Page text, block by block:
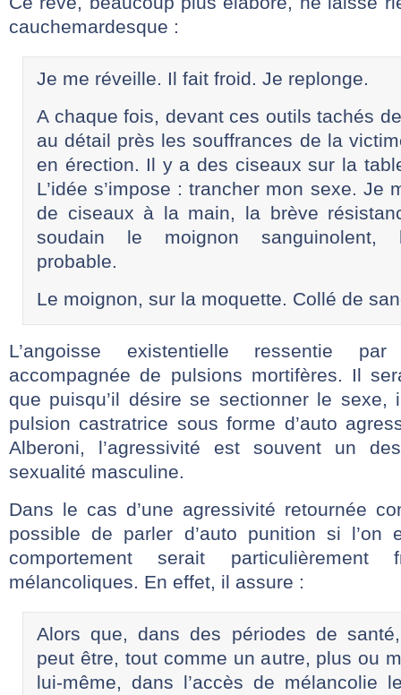
cauchemardesque :
Je me réveille. Il fait froid. Je replonge.
A chaque fois, devant ces outils tachés
au détail près les souffrances de la
en érection. Il y a des ciseaux sur la
L’idée s’impose : trancher mon sexe. Je
de ciseaux à la main, la brève
soudain le moignon sanguinolent,
probable.
Le moignon, sur la moquette. Collé de
L’angoisse existentielle ressentie
accompagnée de pulsions mortifères. Il
que puisqu’il désire se sectionner le
pulsion castratrice sous forme d’auto
Alberoni, l’agressivité est souvent un
sexualité masculine.
Dans le cas d’une agressivité retournée
possible de parler d’auto punition si
comportement serait
mélancoliques. En effet, il assure :
Alors que, dans des périodes de
peut être, tout comme un autre, plus ou
lui-même, dans l’accès de mélancolie